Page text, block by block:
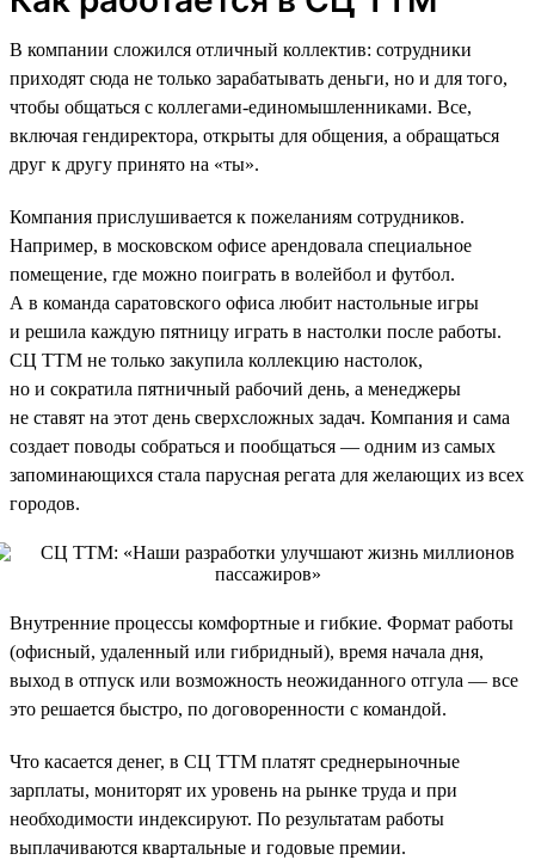
В компании сложился отличный коллектив: сотрудники
приходят сюда не только зарабатывать деньги, но и для того,
чтобы общаться с коллегами-единомышленниками. Все,
включая гендиректора, открыты для общения, а обращаться
друг к другу принято на «ты».
Компания прислушивается к пожеланиям сотрудников.
Например, в московском офисе арендовала специальное
помещение, где можно поиграть в волейбол и футбол.
А в команда саратовского офиса любит настольные игры
и решила каждую пятницу играть в настолки после работы.
СЦ ТТМ не только закупила коллекцию настолок,
но и сократила пятничный рабочий день, а менеджеры
не ставят на этот день сверхсложных задач. Компания и сама
создает поводы собраться и пообщаться — одним из самых
запоминающихся стала парусная регата для желающих из всех
городов.
Внутренние процессы комфортные и гибкие. Формат работы
(офисный, удаленный или гибридный), время начала дня,
выход в отпуск или возможность неожиданного отгула — все
это решается быстро, по договоренности с командой.
Что касается денег, в СЦ ТТМ платят среднерыночные
зарплаты, мониторят их уровень на рынке труда и при
необходимости индексируют. По результатам работы
выплачиваются квартальные и годовые премии.